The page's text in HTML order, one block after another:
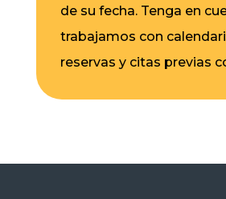
de su fecha. Tenga en
trabajamos con
reservas y citas previas